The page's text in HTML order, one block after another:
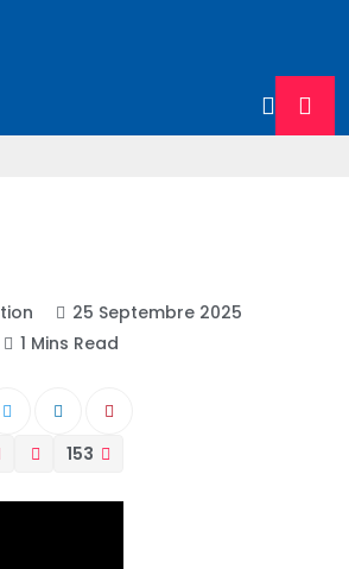
25 Septembre 2025
1 Mins Read
153